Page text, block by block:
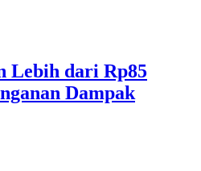
Lebih dari Rp85
Dampak